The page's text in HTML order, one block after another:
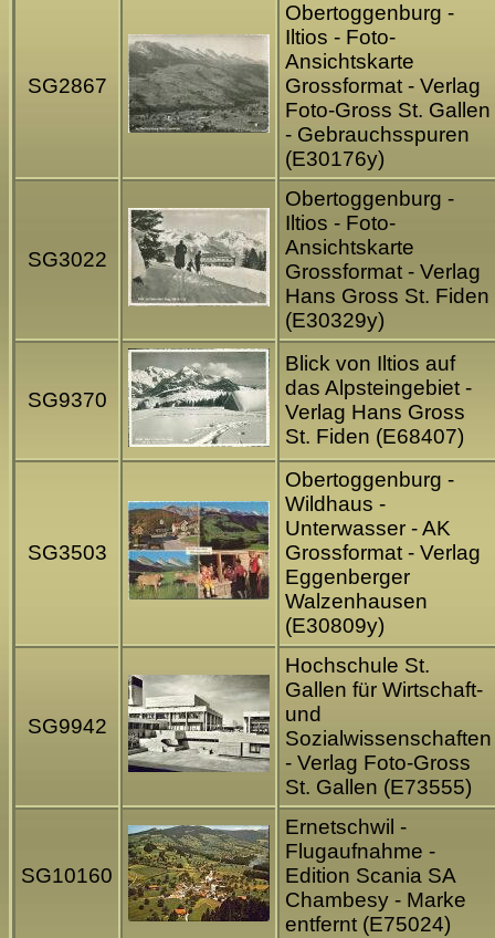
SG2867
Obertoggenburg -
Iltios - Foto-
Ansichtskarte
Grossformat - Verlag
Foto-Gross St. Gallen
- Gebrauchsspuren
(E30176y)
SG3022
Obertoggenburg -
Iltios - Foto-
Ansichtskarte
Grossformat - Verlag
Hans Gross St. Fiden
(E30329y)
SG9370
Blick von Iltios auf
das Alpsteingebiet -
Verlag Hans Gross
St. Fiden (E68407)
SG3503
Obertoggenburg -
Wildhaus -
Unterwasser - AK
Grossformat - Verlag
Eggenberger
Walzenhausen
(E30809y)
SG9942
Hochschule St.
Gallen für Wirtschaft-
und
Sozialwissenschaften
- Verlag Foto-Gross
St. Gallen (E73555)
SG10160
Ernetschwil -
Flugaufnahme -
Edition Scania SA
Chambesy - Marke
entfernt (E75024)